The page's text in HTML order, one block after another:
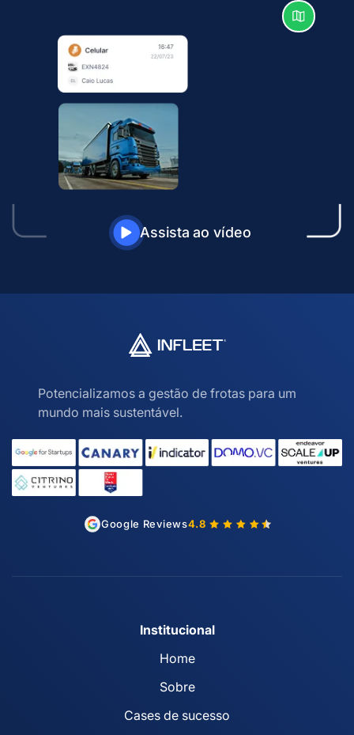
Assista ao vídeo
Potencializamos a gestão de frotas para um
mundo mais sustentável.
Google Reviews4.8
Institucional
Home
Sobre
Cases de sucesso